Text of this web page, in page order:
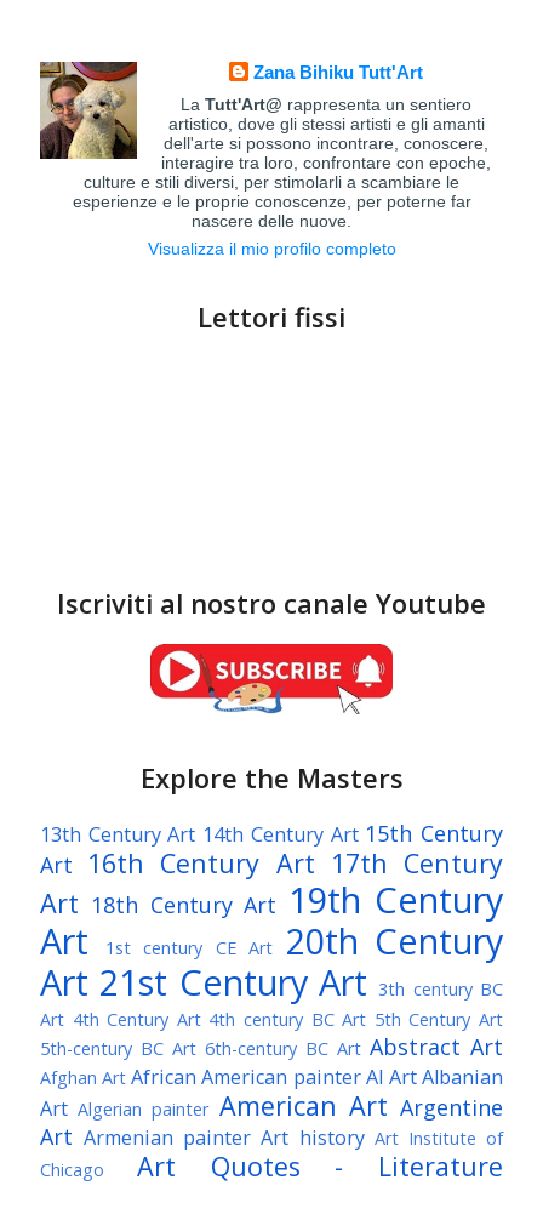
Zana Bihiku Tutt'Art
LaTutt'Art@ rappresenta un sentiero
artistico, dove gli stessi artisti e gli amanti
dell'arte si possono incontrare, conoscere,
interagire tra loro, confrontare con epoche,
culture e stili diversi, per stimolarli a scambiare le
esperienze e le proprie conoscenze, per poterne far
nascere delle nuove.
Visualizza il mio profilo completo
Lettori fissi
Iscriviti al nostro canale Youtube
Explore the Masters
13th Century Art 14th Century Art 15th Century
Art
16th Century Art 17th Century
Art 18th Century Art 19th Century
Art
1st century CE Art
20th Century
Art 21st Century Art 3th century BC
Art 4th Century Art 4th century BC Art 5th Century Art
5th-century BC Art 6th-century BC Art Abstract Art
Afghan Art African American painterAI ArtAlbanian
Art Algerian painter American Art Argentine
Art Armenian painter Art history Art Institute of
Chicago
Art Quotes - Literature